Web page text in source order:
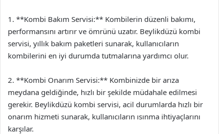
1. **Kombi Bakım Servisi:** Kombilerin düzenli bakımı,
performansını artırır ve ömrünü uzatır. Beylikdüzü kombi
servisi, yıllık bakım paketleri sunarak, kullanıcıların
kombilerini en iyi durumda tutmalarına yardımcı olur.
2. **Kombi Onarım Servisi:** Kombinizde bir arıza
meydana geldiğinde, hızlı bir şekilde müdahale edilmesi
gerekir. Beylikdüzü kombi servisi, acil durumlarda hızlı bir
onarım hizmeti sunarak, kullanıcıların ısınma ihtiyaçlarını
karşılar.